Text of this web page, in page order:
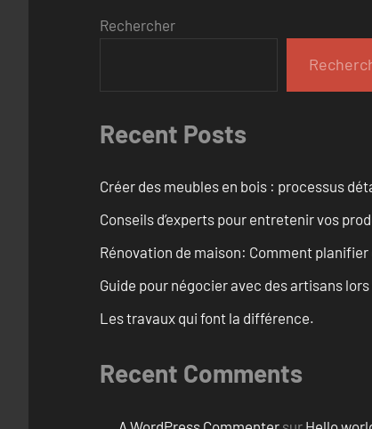
Rechercher
Recent Posts
Créer des meubles en bois : processus
Conseils d’experts pour entretenir vos
Rénovation de maison: Comment
Guide pour négocier avec des artisans
Les travaux qui font la différence.
Recent Comments